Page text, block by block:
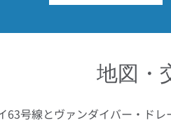
地図・
63号線とヴァンダイバー・ド